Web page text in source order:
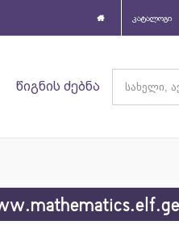
კატალოგი
წიგნის ძებნა